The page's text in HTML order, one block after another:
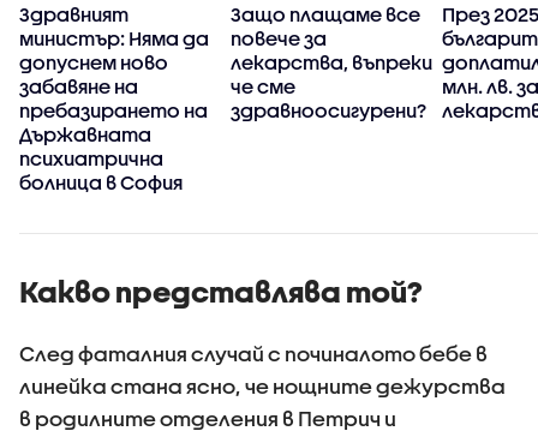
Здравният
министър: Няма да
допуснем ново
забавяне на
пребазирането на
Държавната
психиатрична
болница в София
Защо плащаме все
повече за
лекарства, въпреки
че сме
здравноосигурени?
През
млн. лв. за
Какво представлява той?
След фаталния случай с починалото бебе в
линейка стана ясно, че нощните дежурства
в родилните отделения в Петрич и